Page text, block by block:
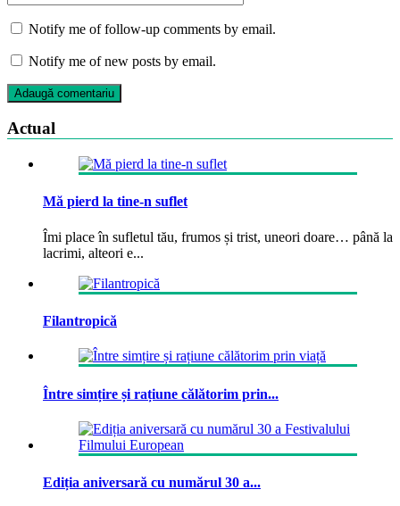
Notify me of follow-up comments by email.
Notify me of new posts by email.
Actual
Mă pierd la tine-n suflet
Îmi place în sufletul tău, frumos și trist, uneori doare… până la
lacrimi, alteori e...
Filantropică
Între simțire și rațiune călătorim prin...
Ediția aniversară cu numărul 30 a...